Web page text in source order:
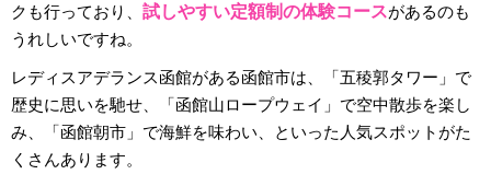
クも行っており、 試しやすい定額制の体験コースがあるのも
うれしいですね。
レディスアデランス函館がある函館市は、「五稜郭タワー」で
歴史に思いを馳せ、「函館山ロープウェイ」で空中散歩を楽し
み、「函館朝市」で海鮮を味わい、といった人気スポットがた
くさんあります。